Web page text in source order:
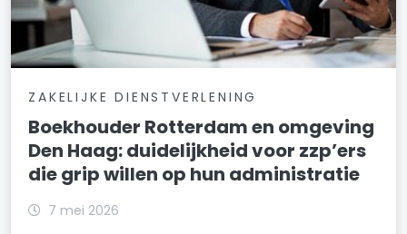
ZAKELIJKE DIENSTVERLENING
Boekhouder Rotterdam en omgeving
Den Haag: duidelijkheid voor zzp’ers
die grip willen op hun administratie
7 mei 2026